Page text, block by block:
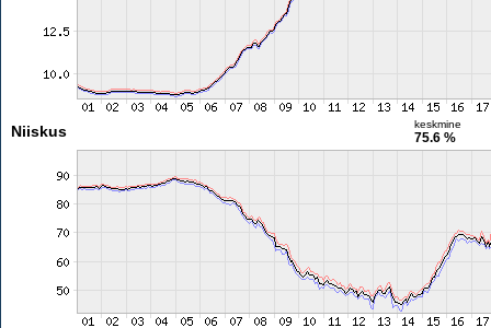
Niiskus keskmine
75.6 %